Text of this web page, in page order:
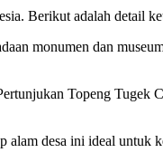
Berikut adalah detail
monumen dan
Topeng Tugek
desa ini ideal untuk